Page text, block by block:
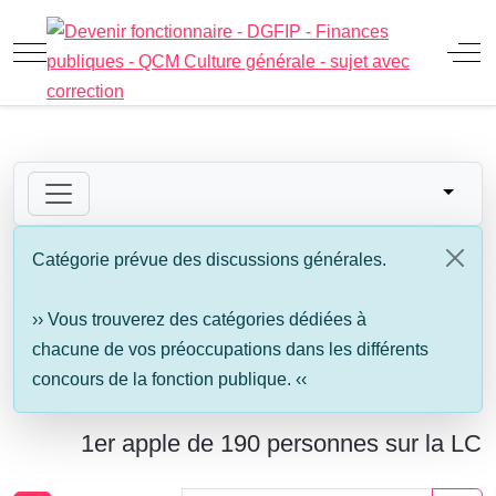
Mobile Menu Toggle Off-
Catégorie prévue des discussions générales.
›› Vous trouverez des catégories dédiées à
chacune de vos préoccupations dans les différents
concours de la fonction publique. ‹‹
1er apple de 190 personnes sur la LC